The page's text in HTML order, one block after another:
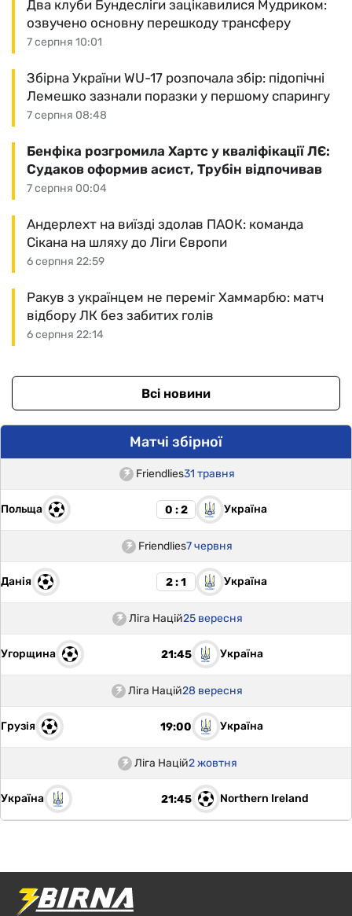
7 серпня 10:01
Два клуби Бундесліги зацікавилися Мудриком:
озвучено основну перешкоду трансферу
7 серпня 08:48
Збірна України WU-17 розпочала збір: підопічні
Лемешко зазнали поразки у першому спарингу
7 серпня 00:04
Бенфіка розгромила Хартс у кваліфікації ЛЄ:
Судаков оформив асист, Трубін відпочивав
6 серпня 22:59
Андерлехт на виїзді здолав ПАОК: команда
Сікана на шляху до Ліги Європи
6 серпня 22:14
Ракув з українцем не переміг Хаммарбю: матч
відбору ЛК без забитих голів
Всі новини
Матчі збірної
Friendlies31 травня
Польща 0 : 2 Україна
Friendlies7 червня
Данія 2 : 1 Україна
Ліга Націй25 вересня
Угорщина 21:45 Україна
Ліга Націй28 вересня
Грузія 19:00 Україна
Ліга Націй2 жовтня
Україна 21:45 Northern Ireland